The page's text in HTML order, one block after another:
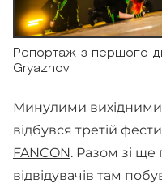
Репортаж з першого
Gryaznov
Минулими
відбувся третій
FANCON. Разом зі
відвідувачів там